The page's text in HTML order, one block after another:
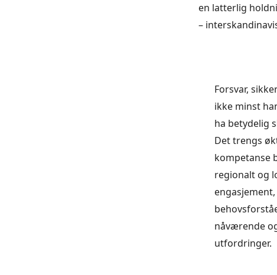
en latterlig
–
Forsvar,
ikke minst
ha betydelig
Det trengs
kompetanse
regionalt og
nåværende
utfordringer.